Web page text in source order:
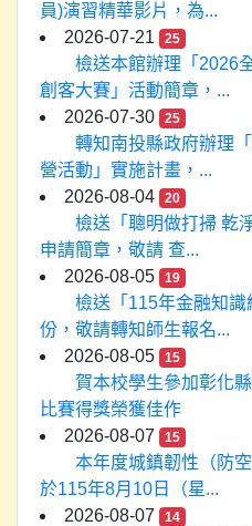
員)演習精華影片，為...
2026-07-21
25
檢送本館辦理「2026
創客大賽」活動簡章，...
2026-07-30
25
轉知南投縣政府辦理
營活動」實施計畫，...
2026-08-04
20
檢送「聰明做打掃 乾
申請簡章，敬請 查...
2026-08-05
19
檢送「115年金融知
份，敬請轉知師生報名...
2026-08-05
15
賀本校學生參加彰化
比賽得獎榮獲佳作
2026-08-07
15
本年度城鎮韌性（防
於115年8月10日（星...
2026-08-07
14